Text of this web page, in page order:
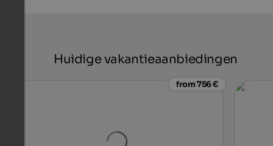
Huidige vakantieaanbiedingen
from 756 €